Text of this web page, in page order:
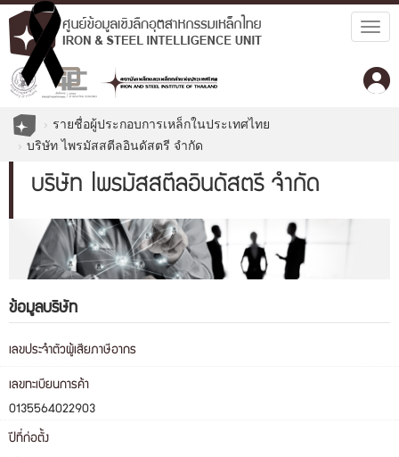
รายชื่อผู้ประกอบการเหล็กในประเทศไทย
บริษัท ไพรมัสสตีลอินดัสตรี จำกัด
บริษัท ไพรมัสสตีลอินดัสตรี จำกัด
ข้อมูลบริษัท
เลขประจำตัวผู้เสียภาษีอากร
เลขทะเบียนการค้า
0135564022903
ปีที่ก่อตั้ง